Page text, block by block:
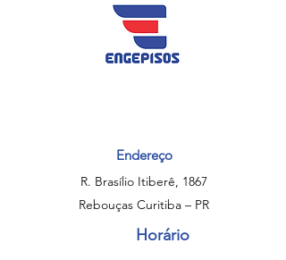
Endereço
R. Brasílio Itiberê, 1867
Rebouças Curitiba – PR
Horário